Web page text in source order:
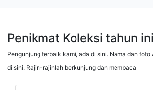
Penikmat Koleksi tahun ini
Pengunjung terbaik kami, ada di sini. Nama dan foto
di sini. Rajin-rajinlah berkunjung dan membaca